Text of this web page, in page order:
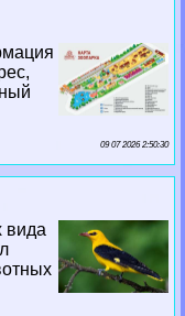
09 07 2026 2:50:30
вида